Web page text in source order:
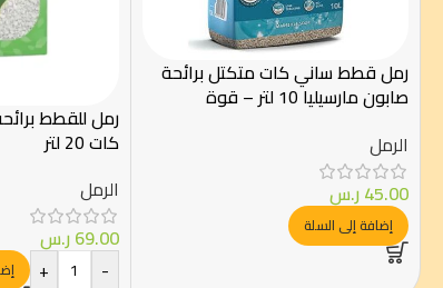
رمل قطط ساني كات متكتل برائحة
صابون مارسيليا 10 لتر – قوة
الرمل
45.00ر.س
إضافة إلى السلة
رمل للقطط
كات 20 لتر
الرمل
69.00ر.س
-
+